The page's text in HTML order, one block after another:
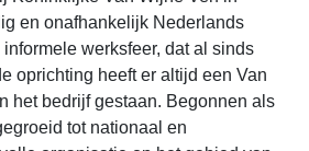
en onafhankelijk Nederlands
werksfeer, dat al sinds
oprichting heeft er altijd een Van
het bedrijf gestaan. Begonnen als
tot nationaal en